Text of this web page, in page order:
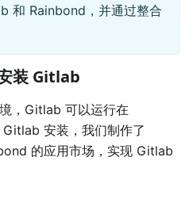
和 Rainbond，并通过整合
装 Gitlab
，Gitlab 可以运行在
安装，我们制作了
的应用市场，实现 Gitlab